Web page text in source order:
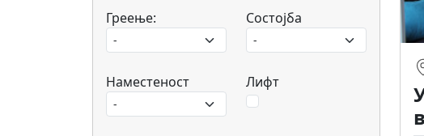
Греење: Состојба
Наместеност Лифт